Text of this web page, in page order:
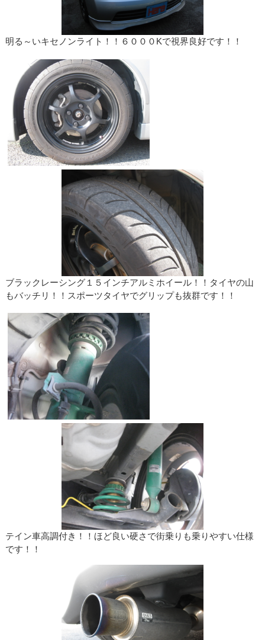
明る～いキセノンライト！！６０００Kで視界良好です！！
ブラックレーシング１５インチアルミホイール！！タイヤの山
もバッチリ！！スポーツタイヤでグリップも抜群です！！
テイン車高調付き！！ほど良い硬さで街乗りも乗りやすい仕様
です！！